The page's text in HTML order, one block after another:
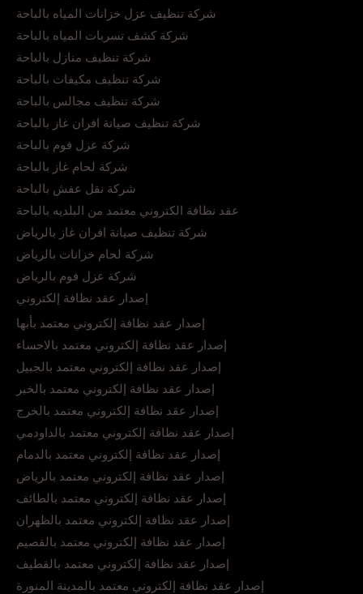
شركة تنظيف عزل خزانات المياه بالباحة
شركة كشف تسربات المياه بالباحة
شركة تنظيف منازل بالباحة
شركة تنظيف مكيفات بالباحة
شركة تنظيف مجالس بالباحة
شركة تنظيف صيانة افران غاز بالباحة
شركة عزل فوم بالباحة
شركة لحام غاز بالباحة
شركة نقل عفش بالباحة
عقد نظافة الكتروني معتمد من البلديه بالباحة
شركة تنظيف صيانة افران غاز بالرياض
شركة لحام خزانات بالرياض
شركة عزل فوم بالرياض
إصدار عقد نظافة إلكتروني
إصدار عقد نظافة إلكتروني معتمد بأبها
إصدار عقد نظافة إلكتروني معتمد بالاحساء
إصدار عقد نظافة إلكتروني معتمد بالجبيل
إصدار عقد نظافة إلكتروني معتمد بالخبر
إصدار عقد نظافة إلكتروني معتمد بالخرج
إصدار عقد نظافة إلكتروني معتمد بالداودمي
إصدار عقد نظافة إلكتروني معتمد بالدمام
إصدار عقد نظافة إلكتروني معتمد بالرياض
إصدار عقد نظافة إلكتروني معتمد بالطائف
إصدار عقد نظافة إلكتروني معتمد بالظهران
إصدار عقد نظافة إلكتروني معتمد بالقصيم
إصدار عقد نظافة إلكتروني معتمد بالقطيف
إصدار عقد نظافة إلكتروني معتمد بالمدينة المنورة